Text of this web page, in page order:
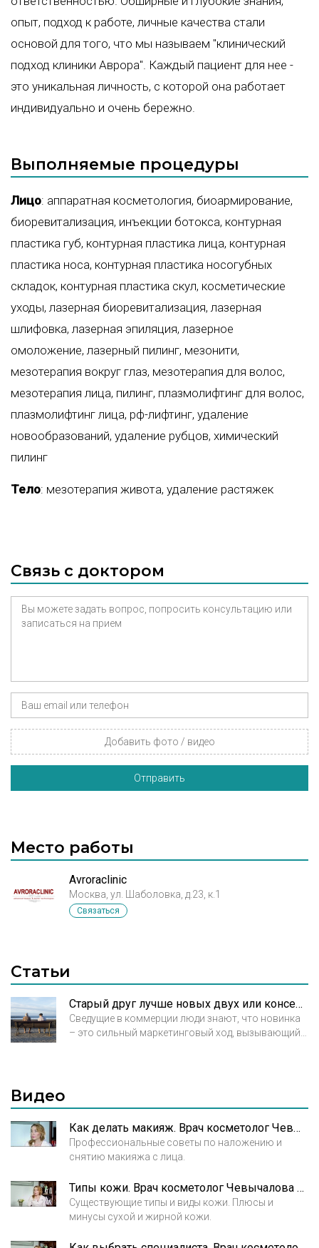
опыт, подход к работе, личные качества стали
основой для того, что мы называем "клинический
подход клиники Аврора". Каждый пациент для нее -
это уникальная личность, с которой она работает
индивидуально и очень бережно.
Выполняемые процедуры
Лицо: аппаратная косметология, биоармирование,
биоревитализация, инъекции ботокса, контурная
пластика губ, контурная пластика лица, контурная
пластика носа, контурная пластика носогубных
складок, контурная пластика скул, косметические
уходы, лазерная биоревитализация, лазерная
шлифовка, лазерная эпиляция, лазерное
омоложение, лазерный пилинг, мезонити,
мезотерапия вокруг глаз, мезотерапия для волос,
мезотерапия лица, пилинг, плазмолифтинг для волос,
плазмолифтинг лица, рф-лифтинг, удаление
новообразований, удаление рубцов, химический
пилинг
Тело: мезотерапия живота, удаление растяжек
Связь с доктором
Добавить фото / видео
Отправить
Место работы
Avroraclinic
Москва, ул. Шаболовка, д.23, к.1
Связаться
Статьи
Старый друг лучше новых двух или консерватизм в косметологии
Сведущие в коммерции люди знают, что новинка
– это сильный маркетинговый ход, вызывающий
наблюдаем на вызывающих шок фотографиях
несчастных жертв красоты.
Видео
Как делать макияж. Врач косметолог Чевычалова Мария Михайловна
Профессиональные советы по наложению и
снятию макияжа с лица.
Типы кожи. Врач косметолог Чевычалова Мария Михайловна
Существующие типы и виды кожи. Плюсы и
минусы сухой и жирной кожи.